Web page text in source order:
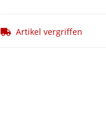
Artikel vergriffen